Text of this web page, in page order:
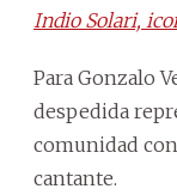
Indio Solari,
Para Gonzalo
despedida
comunidad
cantante.